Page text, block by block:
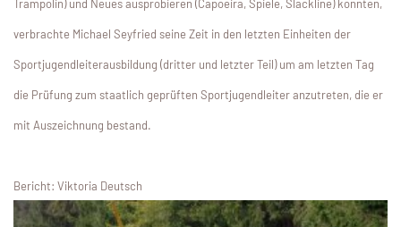
Trampolin) und Neues ausprobieren (Capoeira, Spiele, Slackline) konnten,
verbrachte Michael Seyfried seine Zeit in den letzten Einheiten der
Sportjugendleiterausbildung (dritter und letzter Teil) um am letzten Tag
die Prüfung zum staatlich geprüften Sportjugendleiter anzutreten, die er
mit Auszeichnung bestand.
Bericht: Viktoria Deutsch